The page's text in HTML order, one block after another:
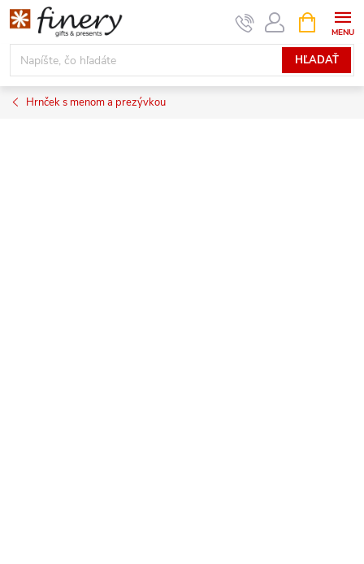
Prejsť
na
obsah
HĽADAŤ
KOŠÍK
Hrnček s menom a prezývkou